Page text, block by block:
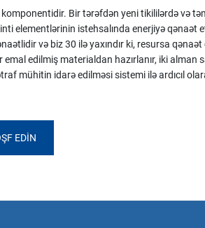
Bir tərəfdən yeni tikililərdə və
elementlərinin istehsalında enerjiyə qənaət
və biz 30 ilə yaxındır ki, resursa
edilmiş materialdan hazırlanır, iki alman
mühitin idarə edilməsi sistemi ilə ardıcıl
EDIN